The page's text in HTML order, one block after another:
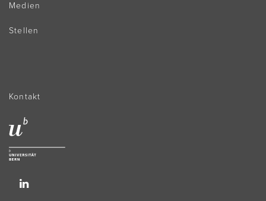
Medien
Stellen
Kontakt